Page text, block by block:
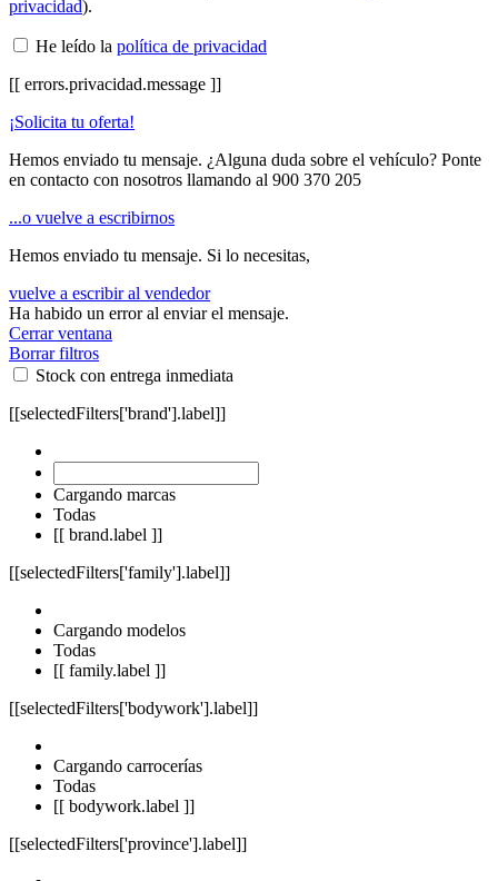
privacidad).
He leído la política de privacidad
[[ errors.privacidad.message ]]
¡Solicita tu oferta!
Hemos enviado tu mensaje. ¿Alguna duda sobre el vehículo? Ponte
en contacto con nosotros llamando al 900 370 205
...o vuelve a escribirnos
Hemos enviado tu mensaje. Si lo necesitas,
vuelve a escribir al vendedor
Ha habido un error al enviar el mensaje.
Cerrar ventana
Borrar filtros
Stock con entrega inmediata
[[selectedFilters['brand'].label]]
Cargando marcas
Todas
[[ brand.label ]]
[[selectedFilters['family'].label]]
Cargando modelos
Todas
[[ family.label ]]
[[selectedFilters['bodywork'].label]]
Cargando carrocerías
Todas
[[ bodywork.label ]]
[[selectedFilters['province'].label]]